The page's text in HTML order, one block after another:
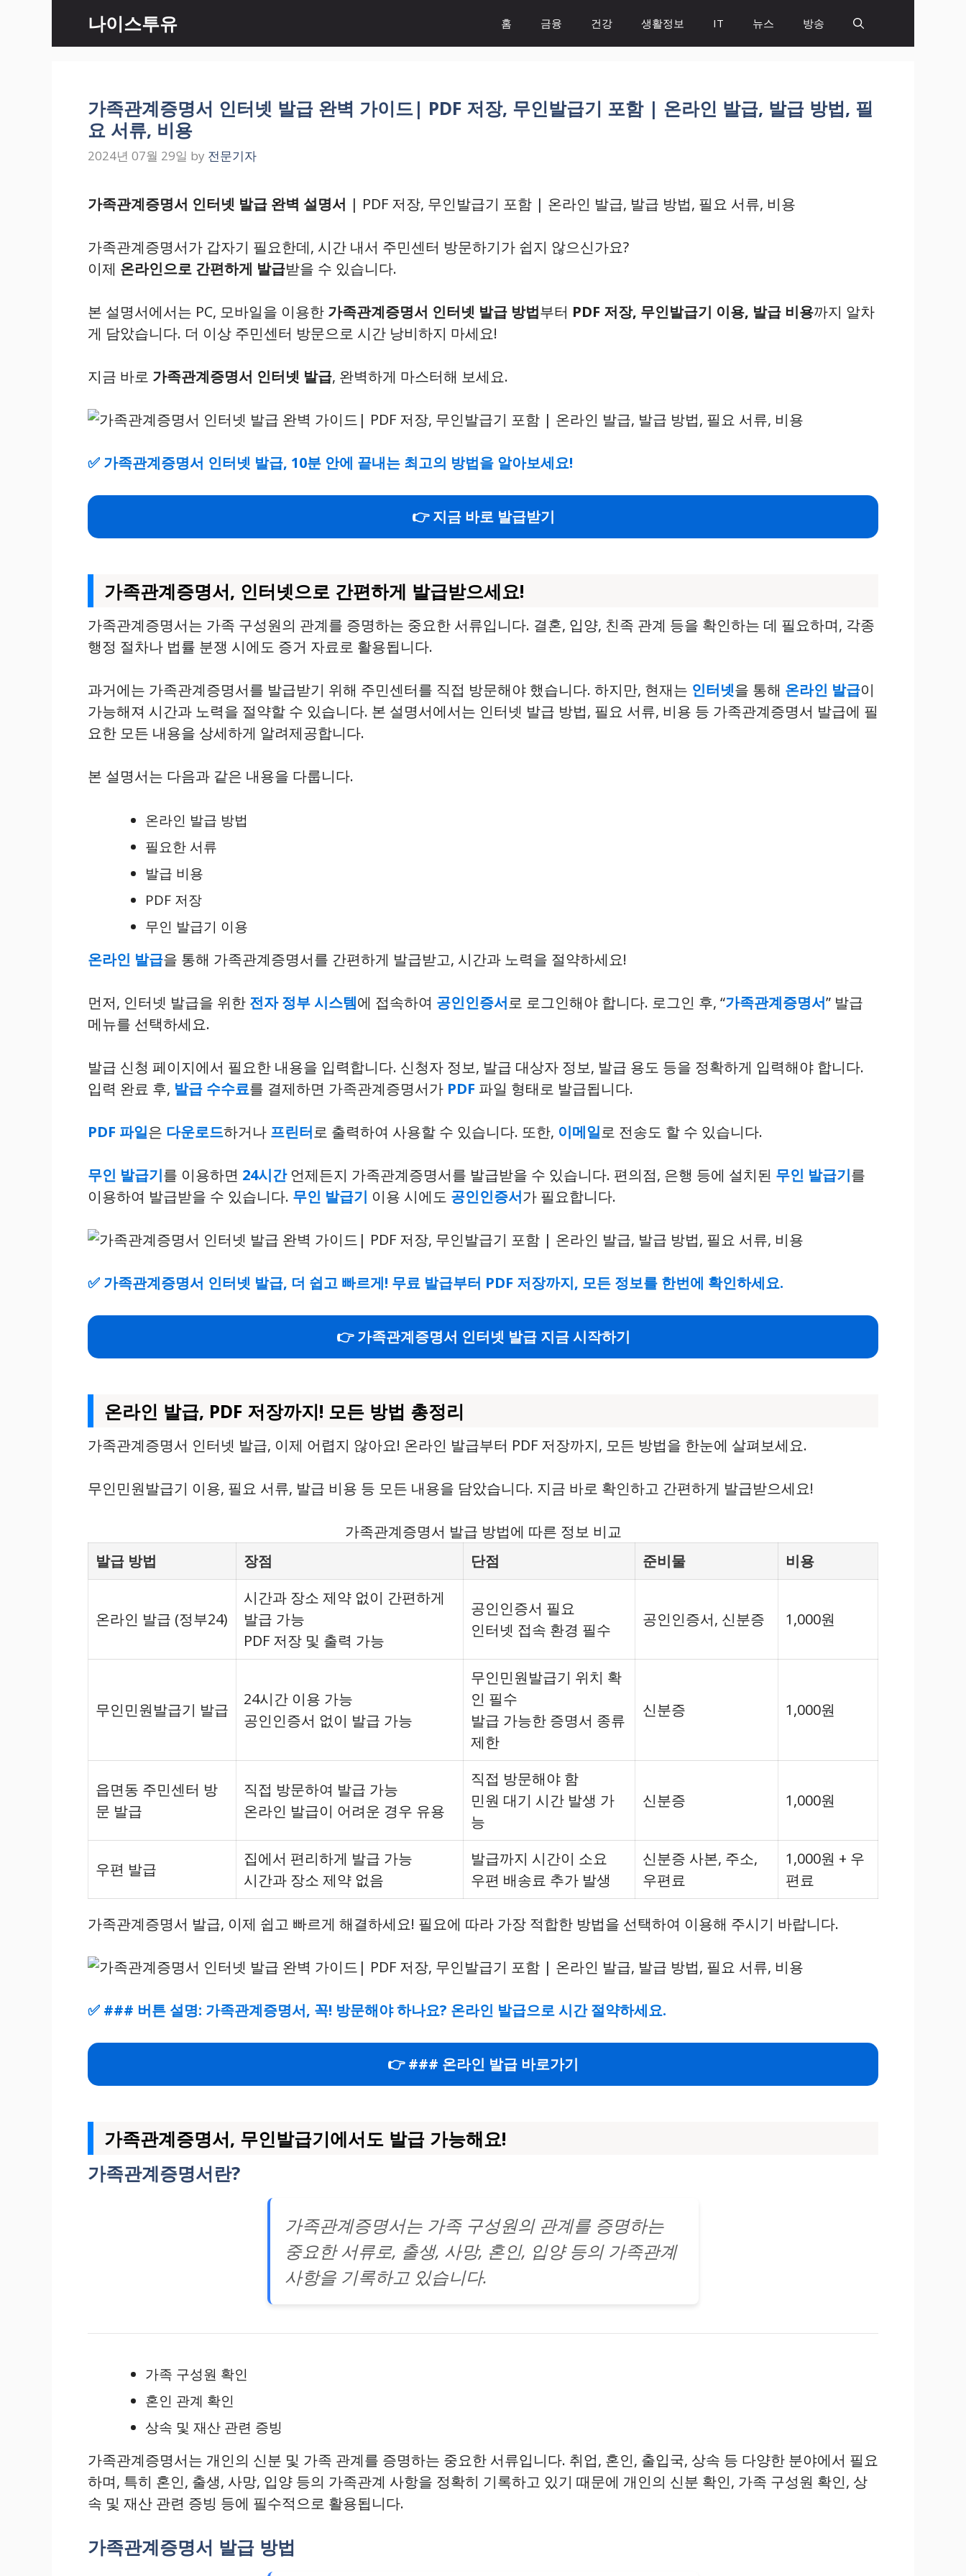
content
나이스투유 홈 금융 건강 생활정보 IT 뉴스 방송
가족관계증명서 인터넷 발급 완벽 가이드| PDF 저장, 무인발급기 포함 | 온라인 발급, 발급 방법, 필
요 서류, 비용
2024년 07월 29일 by 전문기자
가족관계증명서 인터넷 발급 완벽 설명서 | PDF 저장, 무인발급기 포함 | 온라인 발급, 발급 방법, 필요 서류, 비용
가족관계증명서가 갑자기 필요한데, 시간 내서 주민센터 방문하기가 쉽지 않으신가요?
이제 온라인으로 간편하게 발급받을 수 있습니다.
본 설명서에서는 PC, 모바일을 이용한 가족관계증명서 인터넷 발급 방법부터 PDF 저장, 무인발급기 이용, 발급 비용까지 알차
게 담았습니다. 더 이상 주민센터 방문으로 시간 낭비하지 마세요!
지금 바로 가족관계증명서 인터넷 발급, 완벽하게 마스터해 보세요.
✅ 가족관계증명서 인터넷 발급, 10분 안에 끝내는 최고의 방법을 알아보세요!
👉 지금 바로 발급받기
가족관계증명서, 인터넷으로 간편하게 발급받으세요!
가족관계증명서는 가족 구성원의 관계를 증명하는 중요한 서류입니다. 결혼, 입양, 친족 관계 등을 확인하는 데 필요하며, 각종
행정 절차나 법률 분쟁 시에도 증거 자료로 활용됩니다.
과거에는 가족관계증명서를 발급받기 위해 주민센터를 직접 방문해야 했습니다. 하지만, 현재는 인터넷을 통해 온라인 발급이
가능해져 시간과 노력을 절약할 수 있습니다. 본 설명서에서는 인터넷 발급 방법, 필요 서류, 비용 등 가족관계증명서 발급에 필
요한 모든 내용을 상세하게 알려제공합니다.
본 설명서는 다음과 같은 내용을 다룹니다.
온라인 발급 방법
필요한 서류
발급 비용
PDF 저장
무인 발급기 이용
온라인 발급을 통해 가족관계증명서를 간편하게 발급받고, 시간과 노력을 절약하세요!
먼저, 인터넷 발급을 위한 전자 정부 시스템에 접속하여 공인인증서로 로그인해야 합니다. 로그인 후, “가족관계증명서” 발급
메뉴를 선택하세요.
발급 신청 페이지에서 필요한 내용을 입력합니다. 신청자 정보, 발급 대상자 정보, 발급 용도 등을 정확하게 입력해야 합니다.
입력 완료 후, 발급 수수료를 결제하면 가족관계증명서가 PDF 파일 형태로 발급됩니다.
PDF 파일은 다운로드하거나 프린터로 출력하여 사용할 수 있습니다. 또한, 이메일로 전송도 할 수 있습니다.
무인 발급기를 이용하면 24시간언제든지 가족관계증명서를 발급받을 수 있습니다. 편의점, 은행 등에 설치된 무인 발급기를
이용하여 발급받을 수 있습니다. 무인 발급기 이용 시에도 공인인증서가 필요합니다.
✅ 가족관계증명서 인터넷 발급, 더 쉽고 빠르게! 무료 발급부터 PDF 저장까지, 모든 정보를 한번에 확인하세요.
👉 가족관계증명서 인터넷 발급 지금 시작하기
온라인 발급, PDF 저장까지! 모든 방법 총정리
가족관계증명서 인터넷 발급, 이제 어렵지 않아요! 온라인 발급부터 PDF 저장까지, 모든 방법을 한눈에 살펴보세요.
무인민원발급기 이용, 필요 서류, 발급 비용 등 모든 내용을 담았습니다. 지금 바로 확인하고 간편하게 발급받으세요!
가족관계증명서 발급 방법에 따른 정보 비교
발급 방법
장점 단점 준비물 비용
온라인 발급 (정부24)
시간과 장소 제약 없이 간편하게
발급 가능
PDF 저장 및 출력 가능
공인인증서 필요
인터넷 접속 환경 필수
공인인증서, 신분증 1,000원
무인민원발급기 발급
24시간 이용 가능
공인인증서 없이 발급 가능
무인민원발급기 위치 확
인 필수
발급 가능한 증명서 종류
제한
신분증 1,000원
읍면동 주민센터 방
문 발급
직접 방문하여 발급 가능
온라인 발급이 어려운 경우 유용
직접 방문해야 함
민원 대기 시간 발생 가
능
신분증 1,000원
우편 발급
집에서 편리하게 발급 가능
시간과 장소 제약 없음
발급까지 시간이 소요
우편 배송료 추가 발생
신분증 사본, 주소,
우편료
1,000원 + 우
편료
가족관계증명서 발급, 이제 쉽고 빠르게 해결하세요! 필요에 따라 가장 적합한 방법을 선택하여 이용해 주시기 바랍니다.
✅ ### 버튼 설명: 가족관계증명서, 꼭! 방문해야 하나요? 온라인 발급으로 시간 절약하세요.
👉 ### 온라인 발급 바로가기
가족관계증명서, 무인발급기에서도 발급 가능해요!
가족관계증명서란?
가족관계증명서는 가족 구성원의 관계를 증명하는
중요한 서류로, 출생, 사망, 혼인, 입양 등의 가족관계
사항을 기록하고 있습니다.
가족 구성원 확인
혼인 관계 확인
상속 및 재산 관련 증빙
가족관계증명서는 개인의 신분 및 가족 관계를 증명하는 중요한 서류입니다. 취업, 혼인, 출입국, 상속 등 다양한 분야에서 필요
하며, 특히 혼인, 출생, 사망, 입양 등의 가족관계 사항을 정확히 기록하고 있기 때문에 개인의 신분 확인, 가족 구성원 확인, 상
속 및 재산 관련 증빙 등에 필수적으로 활용됩니다.
가족관계증명서 발급 방법